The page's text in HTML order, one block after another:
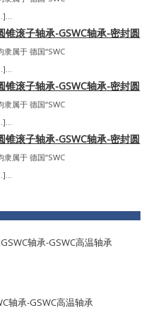
锥滚子轴承-GSWC轴承-密封圆
隶属于 德国“SWC
锥滚子轴承-GSWC轴承-密封圆
隶属于 德国“SWC
锥滚子轴承-GSWC轴承-密封圆
隶属于 德国“SWC
轴承-GSWC高温轴承
轴承-GSWC高温轴承